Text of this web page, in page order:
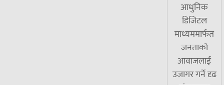
आधुनिक
डिजिटल
माध्यममार्फत
जनताको
आवाजलाई
उजागर गर्ने दृढ